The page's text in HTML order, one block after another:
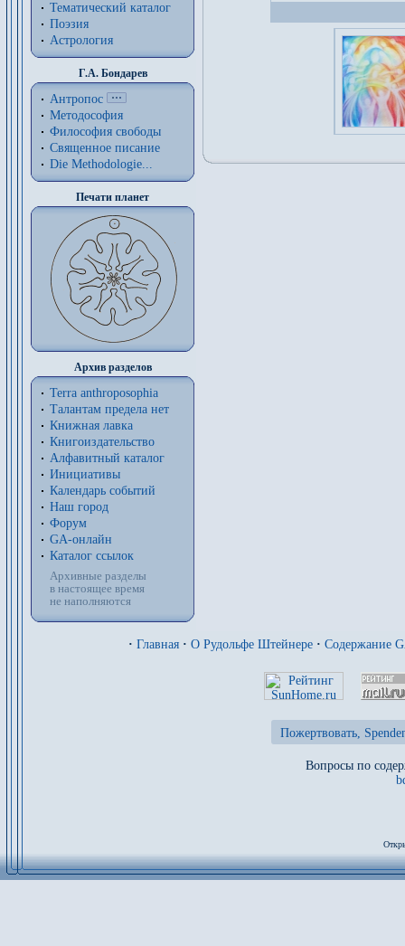
Тематический каталог
Поэзия
Астрология
Г.А. Бондарев
Антропос
Методософия
Философия cвободы
Священное писание
Die Methodologie...
Печати планет
Архив разделов
Terra anthroposophia
Талантам предела нет
Книжная лавка
Книгоиздательство
Алфавитный каталог
Инициативы
Календарь событий
Наш город
Форум
GA-онлайн
Каталог ссылок
Архивные разделы
в настоящее время
не наполняются
· Главная · О Рудольфе Штейнере · Содержание
Пожертвовать,
Вопросы по